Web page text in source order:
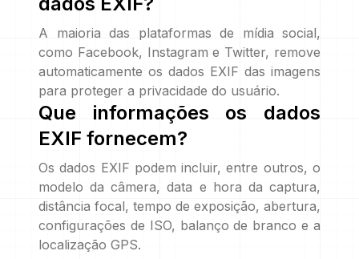
A maioria das plataformas de mídia social,
como Facebook, Instagram e Twitter, remove
automaticamente os dados EXIF das imagens
para proteger a privacidade do usuário.
Que informações os dados
EXIF fornecem?
Os dados EXIF podem incluir, entre outros, o
modelo da câmera, data e hora da captura,
distância focal, tempo de exposição, abertura,
configurações de ISO, balanço de branco e a
localização GPS.